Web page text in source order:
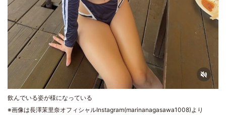
飲んでいる姿が様になっている
※画像は長澤茉里奈オフィシャルInstagram(marinanagasawa1008)より